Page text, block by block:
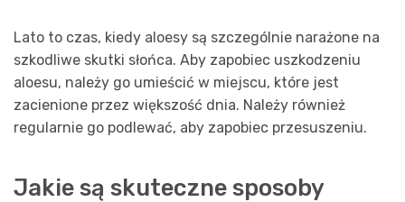
Lato to czas, kiedy aloesy są szczególnie narażone na
szkodliwe skutki słońca. Aby zapobiec uszkodzeniu
aloesu, należy go umieścić w miejscu, które jest
zacienione przez większość dnia. Należy również
regularnie go podlewać, aby zapobiec przesuszeniu.
Jakie są skuteczne sposoby